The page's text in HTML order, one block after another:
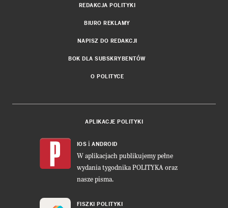
REDAKCJA POLITYKI
BIURO REKLAMY
NAPISZ DO REDAKCJI
BOK DLA SUBSKRYBENTÓW
O POLITYCE
APLIKACJE POLITYKI
IOS i ANDROID
W aplikacjach publikujemy pełne
wydania tygodnika POLITYKA oraz
nasze pisma.
FISZKI POLITYKI